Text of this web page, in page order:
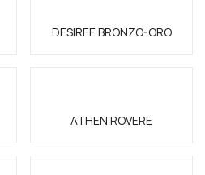
DESIREE BRONZO-ORO
ATHEN ROVERE